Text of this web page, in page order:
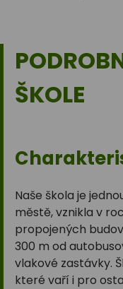
ŠKOLE
Naše škola je
městě, vznikla v
propojených
300 m od
vlakové zastávky.
které vaří i pro